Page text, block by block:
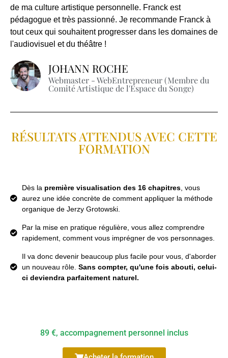
de ma culture artistique personnelle. Franck est
pédagogue et très passionné. Je recommande Franck à
tout ceux qui souhaitent progresser dans les domaines de
l'audiovisuel et du théâtre !
JOHANN ROCHE
Webmaster - WebEntrepreneur (Membre du
Comité Artistique de l'Espace du Songe)
RÉSULTATS ATTENDUS AVEC CETTE
FORMATION
Dès la première visualisation des 16 chapitres, vous
aurez une idée concrète de comment appliquer la méthode
organique de Jerzy Grotowski.
Par la mise en pratique régulière, vous allez comprendre
rapidement, comment vous imprégner de vos personnages.
Il va donc devenir beaucoup plus facile pour vous, d'aborder
un nouveau rôle. Sans compter, qu'une fois abouti, celui-
ci deviendra parfaitement naturel.
89 €, accompagnement personnel inclus